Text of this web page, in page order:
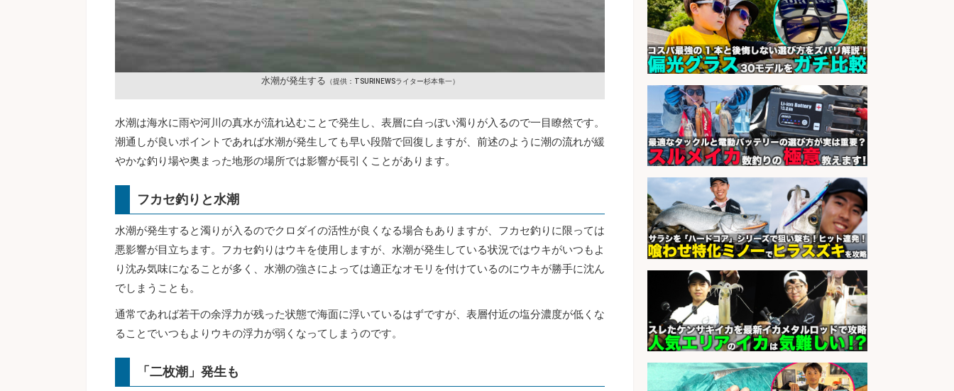
水潮が発生する （提供：TSURINEWSライター杉本隼一）
水潮は海水に雨や河川の真水が流れ込むことで発生し、表層に白っぽい濁りが入るので一目瞭然です。
潮通しが良いポイントであれば水潮が発生しても早い段階で回復しますが、前述のように潮の流れが緩
やかな釣り場や奥まった地形の場所では影響が長引くことがあります。
フカセ釣りと水潮
水潮が発生すると濁りが入るのでクロダイの活性が良くなる場合もありますが、フカセ釣りに限っては
悪影響が目立ちます。フカセ釣りはウキを使用しますが、水潮が発生している状況ではウキがいつもよ
り沈み気味になることが多く、水潮の強さによっては適正なオモリを付けているのにウキが勝手に沈ん
でしまうことも。
通常であれば若干の余浮力が残った状態で海面に浮いているはずですが、表層付近の塩分濃度が低くな
ることでいつもよりウキの浮力が弱くなってしまうのです。
「二枚潮」発生も
事務/オペレーター/テレオペ 週3日
~OK/釣り専門チャンネルに関する
メール対応 事務
会社名 株式会社ヒューマン・ライジン
sponsored by 求人ボックス
さらに求人情報を見る